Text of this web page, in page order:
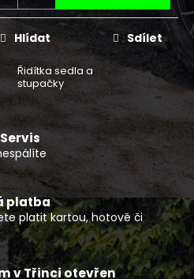
Řidítka sedla a
stupačky
Hlídat Sdílet
platba
platit kartou, hotově či
v Třinci otevřen